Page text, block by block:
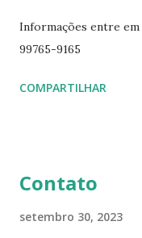
mensagens diárias
ano. Passagens
Diário da Rádio Trans
Informações entre
99765-9165
COMPARTILHAR
Contato
setembro 30, 2023